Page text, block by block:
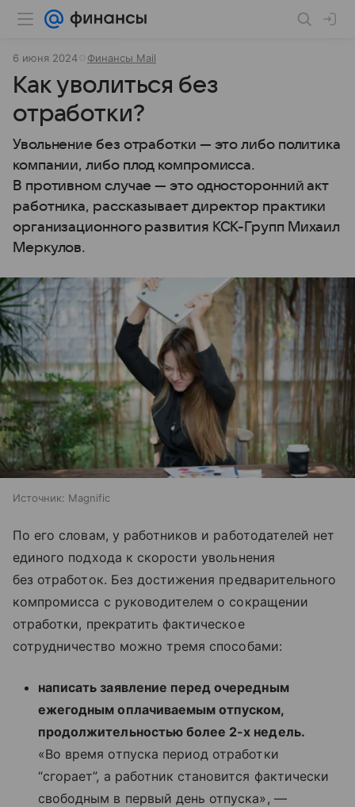
6 июня 2024 Финансы Mail
Как уволиться без
отработки?
Увольнение без отработки — это либо политика
компании, либо плод компромисса.
В противном случае — это односторонний акт
работника, рассказывает директор практики
организационного развития КСК-Групп Михаил
Меркулов.
Источник: Magnific
По его словам, у работников и работодателей нет
единого подхода к скорости увольнения
без отработок. Без достижения предварительного
компромисса с руководителем о сокращении
отработки, прекратить фактическое
сотрудничество можно тремя способами:
написать заявление перед очередным
ежегодным оплачиваемым отпуском,
продолжительностью более 2-х недель.
«Во время отпуска период отработки
“сгорает”, а работник становится фактически
свободным в первый день отпуска», —